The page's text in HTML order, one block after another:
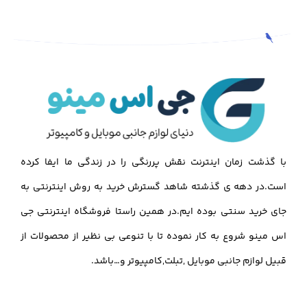
با گذشت زمان اینترنت نقش پررنگی را در زندگی ما ایفا کرده
است.در دهه ی گذشته شاهد گسترش خرید به روش اینترنتی به
جای خرید سنتی بوده ایم.در همین راستا فروشگاه اینترنتی جی
اس مینو شروع به کار نموده تا با تنوعی بی نظیر از محصولات از
قبیل لوازم جانبی موبایل ,تبلت,کامپیوتر و…باشد.